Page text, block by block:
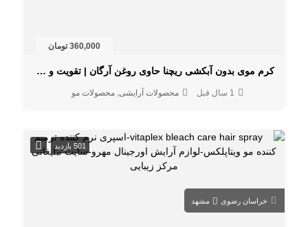
360,000 تومان
کرم موی بدون آبکشی ریچنا حاوی روغن آرگان | تقویت و آبرسانی مو خشک و آسیب‌دیده
1 سال قبل محصولات آرایشی محصولات مو
501 بازدید
خراسان رضوی مشهد